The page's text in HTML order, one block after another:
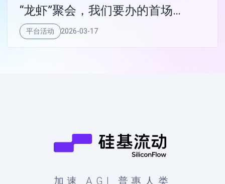
“龙虾”聚会，我们要办的首场
Meetup
平台活动 2026-03-17
加速 AGI 普惠人类